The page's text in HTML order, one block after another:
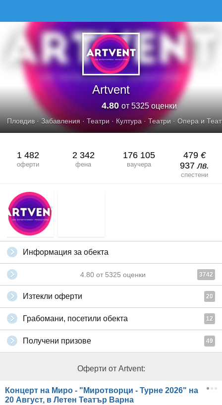
Artvent
4.80от 5325 оценки
Пловдив· Забавления · Театри · Култура · Театри · Опера и
1 482
оферти
2 342
фена
176 105
ваучера
479 €
937лв.
спестени
Информация за обекта
4.80 от 5325 оценки 3742
Изтекли оферти 20
Грабомани, посетили обекта 12
Получени призове 49
Оферти от Artvent:
Концерт на Миро - "Миротворци - Турне 2026" на
20 Август, в Летен Театър Варна